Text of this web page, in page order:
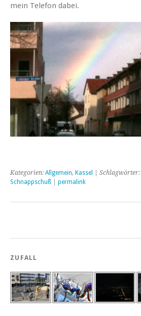
mein Telefon dabei.
Kategorien: Allgemein, Kassel | Schlagwörter:
Schnappschuß
permalink
ZUFALL